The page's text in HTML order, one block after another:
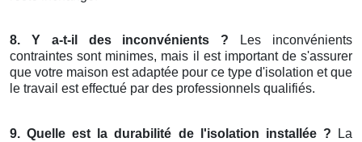
8. Y a-t-il des inconvénients ? Les inconvénients
contraintes sont minimes, mais il est important de s'assurer
que votre maison est adaptée pour ce type d'isolation et que
le travail est effectué par des professionnels qualifiés.
9. Quelle est la durabilité de l'isolation installée ? La